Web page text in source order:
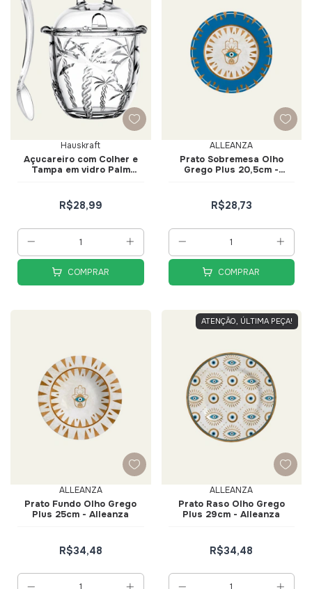
Hauskraft
Açucareiro com Colher e
Tampa em vidro Palm
R$28,99
COMPRAR
ALLEANZA
Prato Sobremesa Olho
Grego Plus 20,5cm -
R$28,73
COMPRAR
ALLEANZA
Prato Fundo Olho Grego
Plus 25cm - Alleanza
R$34,48
ATENÇÃO, ÚLTIMA PEÇA!
ALLEANZA
Prato Raso Olho Grego
Plus 29cm - Alleanza
R$34,48